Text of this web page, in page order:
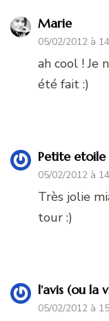
Marie
05/02/2012 à
ah cool ! Je
été fait :)
Petite etoile
05/02/2012 à
Très jolie
tour :)
l'avis (ou la
05/02/2012 à